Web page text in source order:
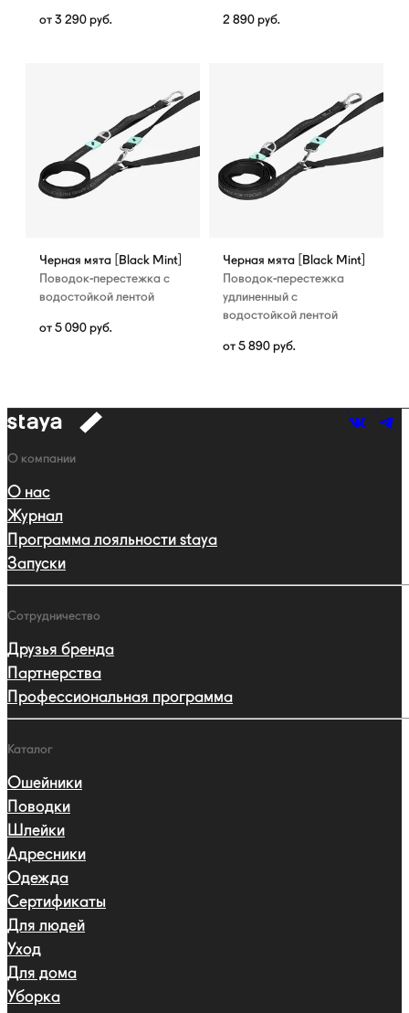
от 3 290 руб. 2 890 руб.
Черная мята [Black Mint]
Поводок-перестежка с
водостойкой лентой
от 5 090 руб.
Черная мята [Black Mint]
Поводок-перестежка
удлиненный с
водостойкой лентой
от 5 890 руб.
к
Навигация
О компании
О нас
Журнал
Программа лояльности staya
Запуски
Сотрудничество
Друзья бренда
Партнерства
Профессиональная программа
Каталог
Ошейники
Поводки
Шлейки
Адресники
Одежда
Сертификаты
Для людей
Уход
Для дома
Уборка